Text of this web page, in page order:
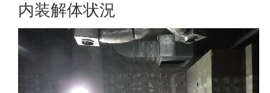
内装解体状況